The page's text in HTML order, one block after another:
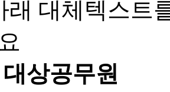
상공무원